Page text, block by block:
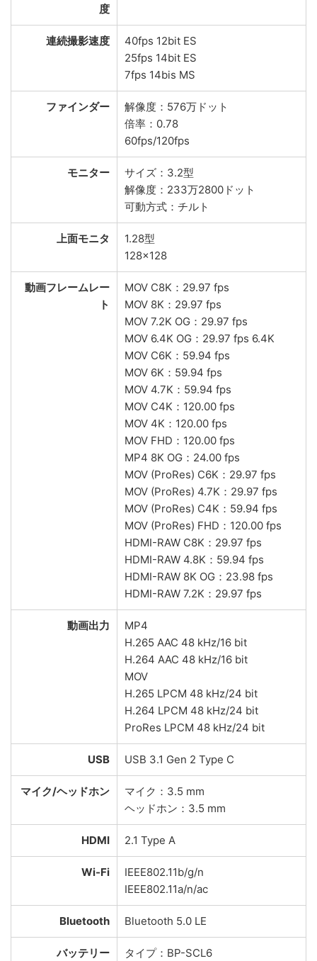
度
連続撮影速度
40fps 12bit ES
25fps 14bit ES
7fps 14bis MS
ファインダー
解像度：576万ドット
倍率：0.78
60fps/120fps
モニター
サイズ：3.2型
解像度：233万2800ドット
可動方式：チルト
上面モニタ
1.28型
128×128
動画フレームレー
ト
MOV C8K：29.97 fps
MOV 8K：29.97 fps
MOV 7.2K OG：29.97 fps
MOV 6.4K OG：29.97 fps 6.4K
MOV C6K：59.94 fps
MOV 6K：59.94 fps
MOV 4.7K：59.94 fps
MOV C4K：120.00 fps
MOV 4K：120.00 fps
MOV FHD：120.00 fps
MP4 8K OG：24.00 fps
MOV (ProRes) C6K：29.97 fps
MOV (ProRes) 4.7K：29.97 fps
MOV (ProRes) C4K：59.94 fps
MOV (ProRes) FHD：120.00 fps
HDMI-RAW C8K：29.97 fps
HDMI-RAW 4.8K：59.94 fps
HDMI-RAW 8K OG：23.98 fps
HDMI-RAW 7.2K：29.97 fps
動画出力
MP4
H.265 AAC 48 kHz/16 bit
H.264 AAC 48 kHz/16 bit
MOV
H.265 LPCM 48 kHz/24 bit
H.264 LPCM 48 kHz/24 bit
ProRes LPCM 48 kHz/24 bit
USB USB 3.1 Gen 2 Type C
マイク/ヘッドホン
マイク：3.5 mm
ヘッドホン：3.5 mm
HDMI 2.1 Type A
Wi-Fi
IEEE802.11b/g/n
IEEE802.11a/n/ac
Bluetooth Bluetooth 5.0 LE
バッテリー
タイプ：BP-SCL6